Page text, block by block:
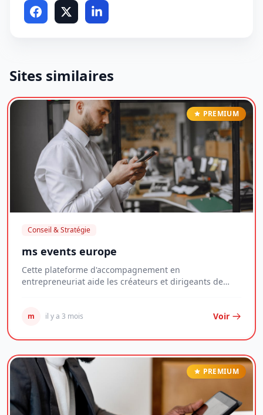
Sites similaires
PREMIUM
Conseil & Stratégie
ms events europe
Cette plateforme d'accompagnement en
entrepreneuriat aide les créateurs et dirigeants de
m il y a 3 mois Voir
PREMIUM